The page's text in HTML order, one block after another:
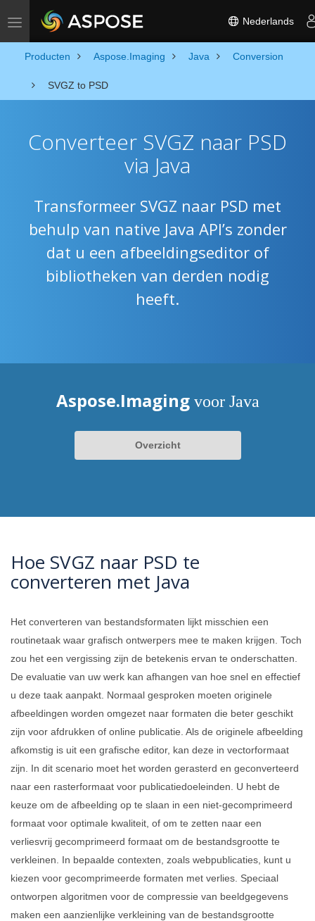
Toggle navigation Nederlands
Producten Aspose.Imaging Java Conversion
SVGZ to PSD
Converteer SVGZ naar PSD
via Java
Transformeer SVGZ naar PSD met
behulp van native Java API’s zonder
dat u een afbeeldingseditor of
bibliotheken van derden nodig
heeft.
Aspose.Imaging voor Java
Overzicht
Hoe SVGZ naar PSD te
converteren met Java
Het converteren van bestandsformaten lijkt misschien een
routinetaak waar grafisch ontwerpers mee te maken krijgen. Toch
zou het een vergissing zijn de betekenis ervan te onderschatten.
De evaluatie van uw werk kan afhangen van hoe snel en effectief
u deze taak aanpakt. Normaal gesproken moeten originele
afbeeldingen worden omgezet naar formaten die beter geschikt
zijn voor afdrukken of online publicatie. Als de originele afbeelding
afkomstig is uit een grafische editor, kan deze in vectorformaat
zijn. In dit scenario moet het worden gerasterd en geconverteerd
naar een rasterformaat voor publicatiedoeleinden. U hebt de
keuze om de afbeelding op te slaan in een niet-gecomprimeerd
formaat voor optimale kwaliteit, of om te zetten naar een
verliesvrij gecomprimeerd formaat om de bestandsgrootte te
verkleinen. In bepaalde contexten, zoals webpublicaties, kunt u
kiezen voor gecomprimeerde formaten met verlies. Speciaal
ontworpen algoritmen voor de compressie van beeldgegevens
maken een aanzienlijke verkleining van de bestandsgrootte